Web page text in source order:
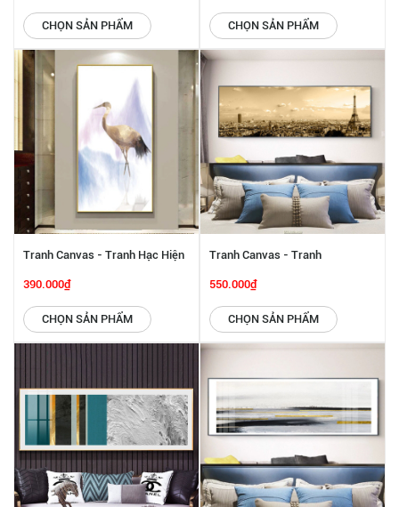
CHỌN SẢN PHẨM CHỌN SẢN PHẨM
Tranh Canvas - Tranh Hạc Hiện
Đại SGP 2432214
390.000₫
CHỌN SẢN PHẨM
Tranh Canvas - Tranh
Panorama Khung Cảnh Paris
550.000₫
CHỌN SẢN PHẨM